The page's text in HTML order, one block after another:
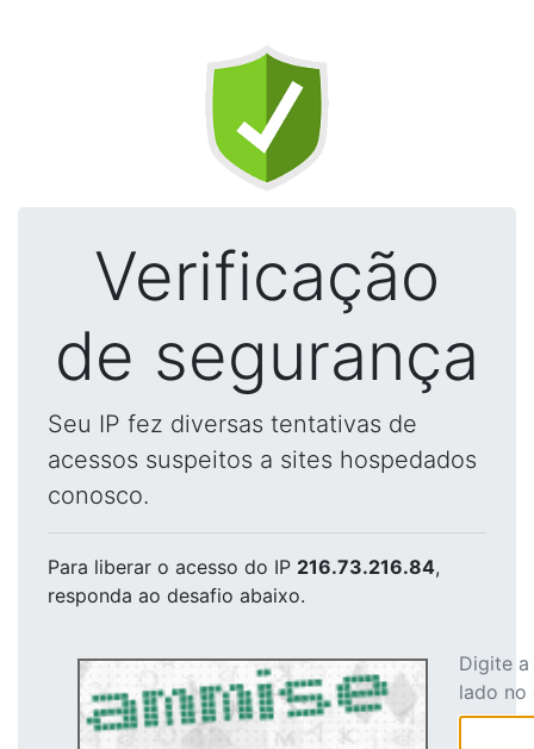
Verificação
de segurança
Seu IP fez diversas tentativas de
acessos suspeitos a sites hospedados
conosco.
Para liberar o acesso do IP 216.73.216.84,
responda ao desafio abaixo.
Digite
lado no